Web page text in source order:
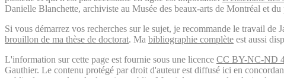
Danielle Blanchette, archiviste au Musée des beaux-arts de Montréal et
Si vous démarrez vos recherches sur le sujet, je recommande le travail
brouillon de ma thèse de doctorat. Ma bibliographie complète est aussi
L'information sur cette page est fournie sous une licence CC BY-NC-ND
Gauthier. Le contenu protégé par droit d'auteur est diffusé ici en